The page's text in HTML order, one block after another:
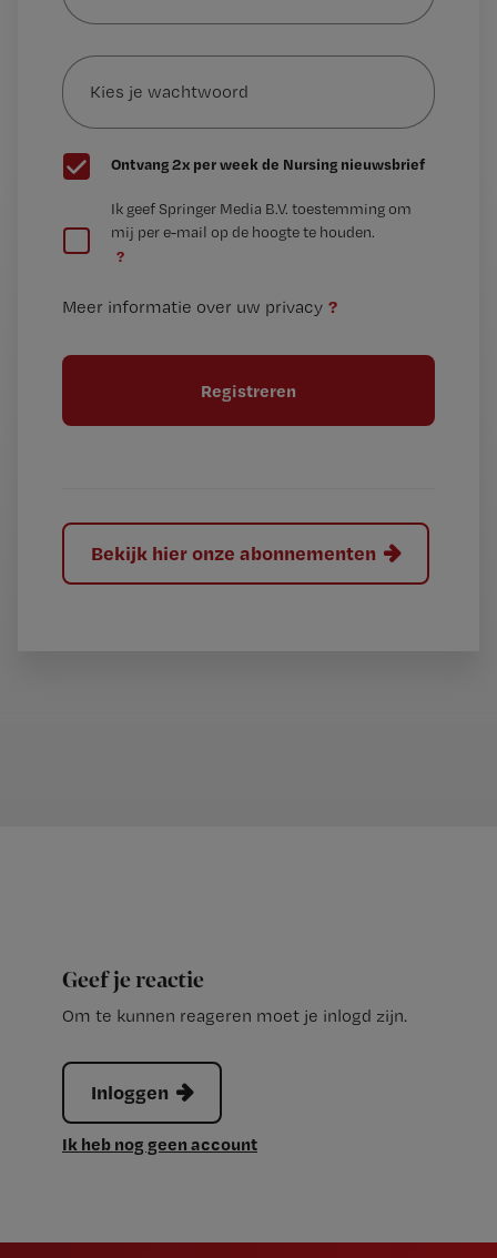
mailadres?
Kies
je
wachtwoord
G
e
t
Ontvang 2x per week de Nursing nieuwsbrief
e
t
l
Ik geef Springer Media B.V. toestemming om
mij per e-mail op de hoogte te houden.
?
Meer informatie over uw privacy ?
Bekijk hier onze abonnementen
Geef je reactie
Om te kunnen reageren moet je inlogd zijn.
Inloggen
Ik heb nog geen account